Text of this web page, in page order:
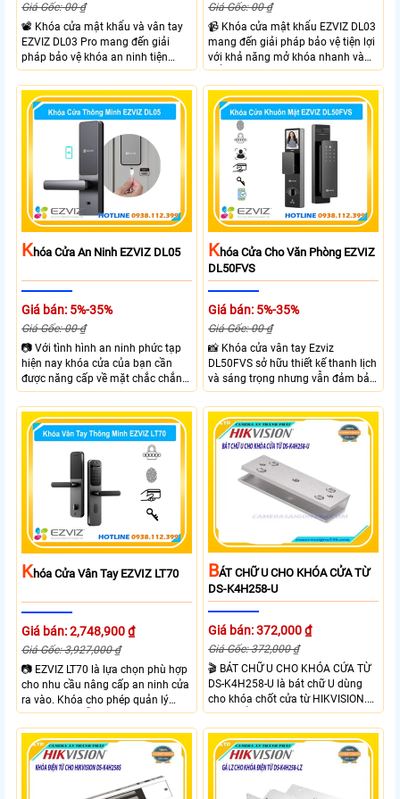
Giá Gốc: 00 ₫
📽 Khóa cửa mật khẩu và vân tay
EZVIZ DL03 Pro mang đến giải
pháp bảo vệ khóa an ninh tiện
dụng và linh hoạt với nhiều hình
thưc mở khóa cùng với thiết kế gọn
gàng và chắc chắn. EZVIZ DL03
Pro hỗ trợ mở khóa nhanh dễ sử
dụng phù hợp cho gia đình và văn
phòng giúp kiểm soát ra vào linh
Giá Gốc: 00 ₫
📹 Khóa cửa mật khẩu EZVIZ DL03
mang đến giải pháp bảo vệ tiện lợi
với khả năng mở khóa nhanh và
kiểm soát linh hoạt. Khóa cửa cửa
EZVIZ kết nối trực tiếp với điện
thoại qua APP EZVIZ hỗ trợ theo
dõi và điều khiển khóa cửa từ xa
phù hợp cho nhà ở căn hộ hoặc
văn phòng hiện đại.
KHóa Cửa An Ninh EZVIZ DL05
Giá bán: 5%-35%
Giá Gốc: 00 ₫
📷 Với tình hình an ninh phức tạp
hiện nay khóa cửa của bạn cần
được năng cấp về mặt chắc chắn
và công nghệ giúp đảm bảo an
ninh và kiểm soát ra vào hiệu quả
hơn. Với Khóa Cửa An Ninh EZVIZ
DL05 bạn sẽ sở hữu khóa cửa với 6
hình thức mở khóa và nhiều chức
năng an ninh như Cảnh báo phá
hoại và kiểm soát ra vào từ xa
ngay trên điện thoại
KHóa Cửa Cho Văn Phòng EZVIZ
DL50FVS
Giá bán: 5%-35%
Giá Gốc: 00 ₫
📸 Khóa cửa vân tay Ezviz
DL50FVS sở hữu thiết kế thanh lịch
và sáng trọng nhưng vẫn đảm bảo
sự chắc chắn với cùng nhiều
phương thức mở cửa tiện lợi như
vân tay, mật khẩu, thẻ từ và điều
khiển từ xa qua app. Ezviz
DL50FVS hỗ trợ quản lý người
dùng cảnh báo an ninh và kiểm tra
trạng thái khóa giúp kiểm soát ra
vào từ xa qua app EZVIZ
KHóa Cửa Vân Tay EZVIZ LT70
Giá bán: 2,748,900 ₫
Giá Gốc: 3,927,000 ₫
📷 EZVIZ LT70 là lựa chọn phù hợp
cho nhu cầu nâng cấp an ninh cửa
ra vào. Khóa cho phép quản lý
người dùng dễ dàng theo dõi trạng
thái hoạt động và hỗ trợ cảnh báo
thông minh qua điện thoại. Khóa
cửa mang lại sự tiện lợi nhờ sự linh
hoạt trong cách sử dụng như vân
tay, mật khẩu và thẻ từ đảm bảo
BÁT CHỮ U CHO KHÓA CỬA TỪ
DS-K4H258-U
Giá bán: 372,000 ₫
Giá Gốc: 372,000 ₫
🎬 BÁT CHỮ U CHO KHÓA CỬA TỪ
DS-K4H258-U là bát chữ U dùng
cho khóa chốt cửa từ HIKVISION.
Sản phẩm được thiết kế chắc chắn,
dùng cho khóa Hikvision SH-
K5H258S/D. BÁT CHỮ U CHO
KHÓA CỬA TỪ DS-K4H258-U phù
hợp cửa ra vào, mở ra hướng về
bên trong ở góc 90 độ.